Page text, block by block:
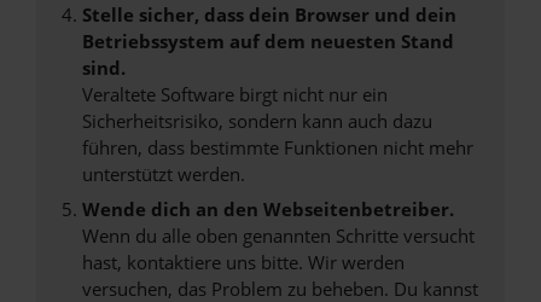
Stelle sicher, dass dein Browser und dein
Betriebssystem auf dem neuesten Stand
sind.
Veraltete Software birgt nicht nur ein
Sicherheitsrisiko, sondern kann auch dazu
führen, dass bestimmte Funktionen nicht mehr
unterstützt werden.
Wende dich an den Webseitenbetreiber.
Wenn du alle oben genannten Schritte versucht
hast, kontaktiere uns bitte. Wir werden
versuchen, das Problem zu beheben. Du kannst